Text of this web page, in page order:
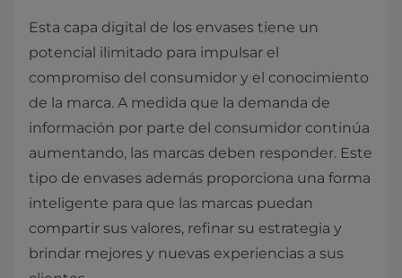
Esta capa digital de los envases tiene un
potencial ilimitado para impulsar el
compromiso del consumidor y el conocimiento
de la marca. A medida que la demanda de
información por parte del consumidor continúa
aumentando, las marcas deben responder. Este
tipo de envases además proporciona una forma
inteligente para que las marcas puedan
compartir sus valores, refinar su estrategia y
brindar mejores y nuevas experiencias a sus